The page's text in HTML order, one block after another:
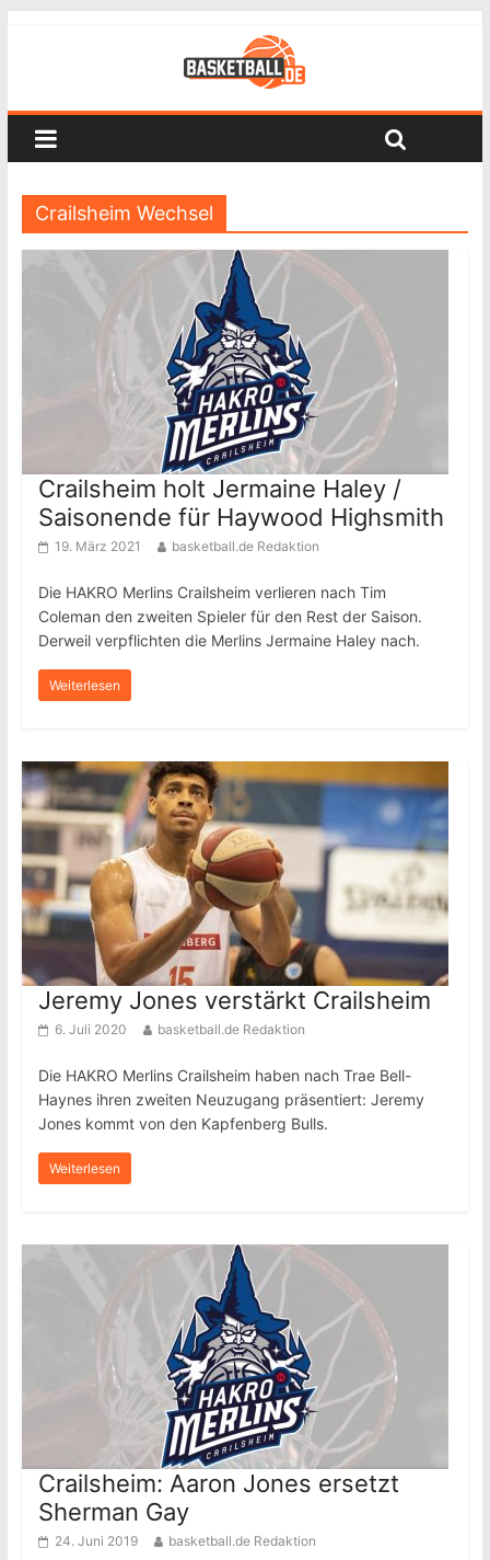
Crailsheim Wechsel
Crailsheim holt Jermaine Haley /
Saisonende für Haywood Highsmith
19. März 2021 basketball.de Redaktion
Die HAKRO Merlins Crailsheim verlieren nach Tim
Coleman den zweiten Spieler für den Rest der Saison.
Derweil verpflichten die Merlins Jermaine Haley nach.
Weiterlesen
Jeremy Jones verstärkt Crailsheim
6. Juli 2020 basketball.de Redaktion
Die HAKRO Merlins Crailsheim haben nach Trae Bell-
Haynes ihren zweiten Neuzugang präsentiert: Jeremy
Jones kommt von den Kapfenberg Bulls.
Weiterlesen
Crailsheim: Aaron Jones ersetzt
Sherman Gay
24. Juni 2019 basketball.de Redaktion